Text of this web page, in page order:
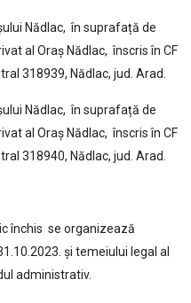
Nădlac, în suprafață de
al Oraș Nădlac, înscris în CF
318939, Nădlac, jud. Arad.
Nădlac, în suprafață de
al Oraș Nădlac, înscris în CF
318940, Nădlac, jud. Arad.
închis se organizează
și temeiului legal al
administrativ.